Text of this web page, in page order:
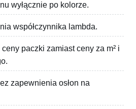
wyłącznie po kolorze.
współczynnika lambda.
paczki zamiast ceny za m² i
zapewnienia osłon na